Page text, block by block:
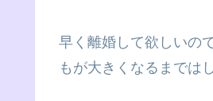
早く離婚して欲しいの
もが大きくなるまでは